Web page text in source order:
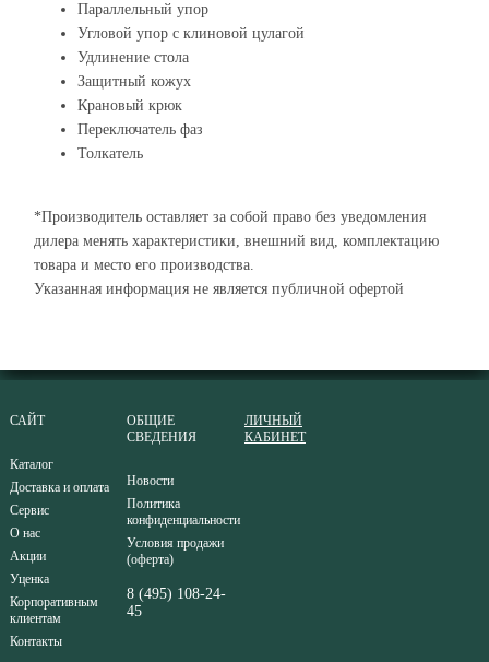
Параллельный упор
Угловой упор с клиновой цулагой
Удлинение стола
Защитный кожух
Крановый крюк
Переключатель фаз
Толкатель
*Производитель оставляет за собой право без уведомления
дилера менять характеристики, внешний вид, комплектацию
товара и место его производства.
Указанная информация не является публичной офертой
САЙТ
Каталог
Доставка и оплата
Сервис
О нас
Акции
Уценка
Корпоративным
клиентам
Контакты
ОБЩИЕ
СВЕДЕНИЯ
Новости
Политика
конфиденциальности
Условия продажи
(оферта)
8 (495) 108-24-
45
ЛИЧНЫЙ
КАБИНЕТ